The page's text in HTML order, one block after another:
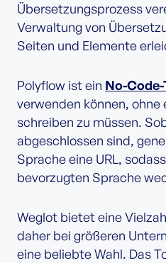
Übersetzungsprozess
Verwaltung von
Seiten und Elemente
Polyflow ist ein No-
verwenden können, ohne
schreiben zu müssen.
abgeschlossen sind,
Sprache eine URL,
bevorzugten Sprache
Weglot bietet eine
daher bei größeren
eine beliebte Wahl. Das